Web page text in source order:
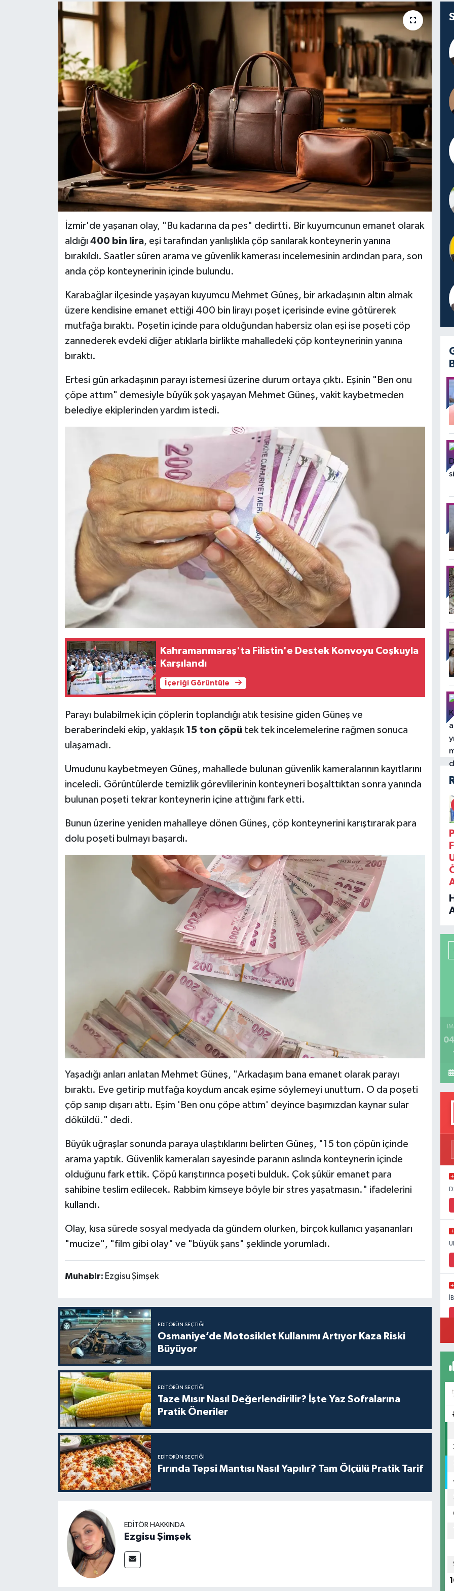
İzmir'de yaşanan olay, "Bu kadarına da pes" dedirtti. Bir kuyumcunun emanet olarak
aldığı 400 bin lira, eşi tarafından yanlışlıkla çöp sanılarak konteynerin yanına
bırakıldı. Saatler süren arama ve güvenlik kamerası incelemesinin ardından para, son
anda çöp konteynerinin içinde bulundu.
Karabağlar ilçesinde yaşayan kuyumcu Mehmet Güneş, bir arkadaşının altın almak
üzere kendisine emanet ettiği 400 bin lirayı poşet içerisinde evine götürerek
mutfağa bıraktı. Poşetin içinde para olduğundan habersiz olan eşi ise poşeti çöp
zannederek evdeki diğer atıklarla birlikte mahalledeki çöp konteynerinin yanına
bıraktı.
Ertesi gün arkadaşının parayı istemesi üzerine durum ortaya çıktı. Eşinin "Ben onu
çöpe attım" demesiyle büyük şok yaşayan Mehmet Güneş, vakit kaybetmeden
belediye ekiplerinden yardım istedi.
Kahramanmaraş'ta Filistin'e Destek Konvoyu Coşkuyla
Karşılandı
İçeriği Görüntüle
Parayı bulabilmek için çöplerin toplandığı atık tesisine giden Güneş ve
beraberindeki ekip, yaklaşık 15 ton çöpütek tek incelemelerine rağmen sonuca
ulaşamadı.
Umudunu kaybetmeyen Güneş, mahallede bulunan güvenlik kameralarının kayıtlarını
inceledi. Görüntülerde temizlik görevlilerinin konteyneri boşalttıktan sonra yanında
bulunan poşeti tekrar konteynerin içine attığını fark etti.
Bunun üzerine yeniden mahalleye dönen Güneş, çöp konteynerini karıştırarak para
dolu poşeti bulmayı başardı.
Yaşadığı anları anlatan Mehmet Güneş, "Arkadaşım bana emanet olarak parayı
bıraktı. Eve getirip mutfağa koydum ancak eşime söylemeyi unuttum. O da poşeti
çöp sanıp dışarı attı. Eşim 'Ben onu çöpe attım' deyince başımızdan kaynar sular
döküldü." dedi.
Büyük uğraşlar sonunda paraya ulaştıklarını belirten Güneş, "15 ton çöpün içinde
arama yaptık. Güvenlik kameraları sayesinde paranın aslında konteynerin içinde
olduğunu fark ettik. Çöpü karıştırınca poşeti bulduk. Çok şükür emanet para
sahibine teslim edilecek. Rabbim kimseye böyle bir stres yaşatmasın." ifadelerini
kullandı.
Olay, kısa sürede sosyal medyada da gündem olurken, birçok kullanıcı yaşananları
"mucize", "film gibi olay" ve "büyük şans" şeklinde yorumladı.
Muhabir: Ezgisu Şimşek
EDITÖRÜN SEÇTIĞI
Osmaniye’de Motosiklet Kullanımı Artıyor Kaza Riski
Büyüyor
EDITÖRÜN SEÇTIĞI
Taze Mısır Nasıl Değerlendirilir? İşte Yaz Sofralarına
Pratik Öneriler
EDITÖRÜN SEÇTIĞI
Fırında Tepsi Mantısı Nasıl Yapılır? Tam Ölçülü Pratik Tarif
EDITÖR HAKKINDA
Ezgisu Şimşek